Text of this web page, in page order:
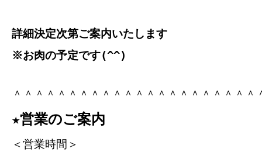
詳細決定次第ご案内いたします
※お肉の予定です(^^)
＾＾＾＾＾＾＾＾＾＾＾＾＾＾＾＾＾＾＾＾＾
★営業のご案内
＜営業時間＞